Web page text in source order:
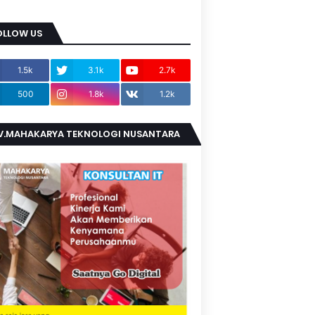
US
1.5k 3.1k 2.7k
500 1.8k 1.2k
TEKNOLOGI NUSANTARA